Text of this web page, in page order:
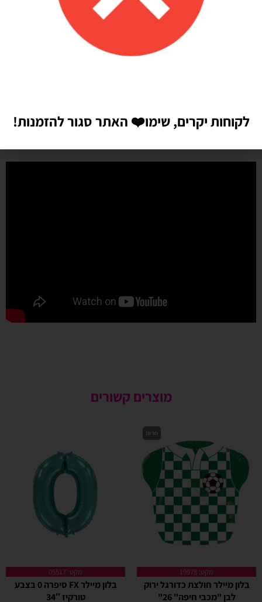
michal zindorf
אתר מאוד נוח!
קניתי מספר דברים דרך האינטרנט. אתר מאוד נח לשימוש . לאחר מספר
ימים הגיע המשלוח עד הבית. המוצרים באיכות טובה מאוד כפי שמצויין
מוצרים קשורים
חדש!
מקט: 19978
בלון מיילר חולצת כדורגל ירוק
לבן "מכבי חיפה" 26"
מקט: 05517
בלון מיילר FX סיפרה 0 בצבע
טורקיז 34″
לקוחות יקרים, שימו❤️ האתר סגור להזמנות!